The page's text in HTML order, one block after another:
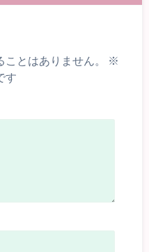
とはありません。
※
す